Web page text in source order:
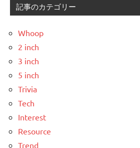
記事のカテゴリー
Whoop
2 inch
3 inch
5 inch
Trivia
Tech
Interest
Resource
Trend